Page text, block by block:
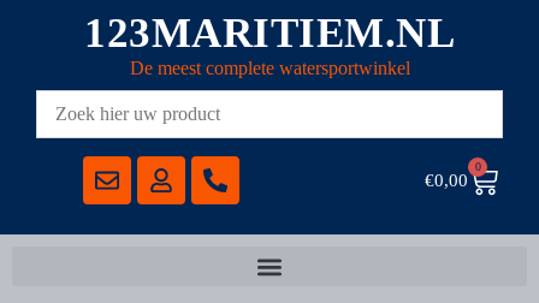
123MARITIEM.NL
De meest complete watersportwinkel
€0,00
0